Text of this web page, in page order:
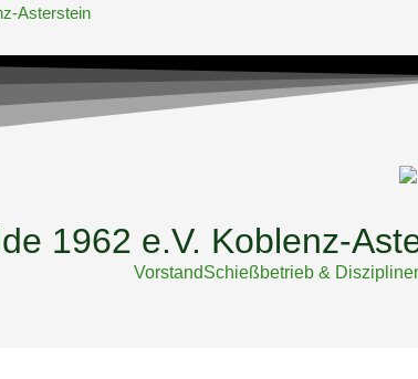
Asterstein
1962 e.V. Koblenz-
VorstandSchießbetrieb &